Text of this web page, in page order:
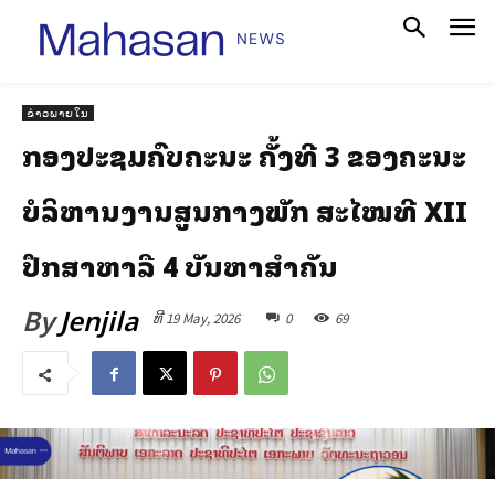
ຂ່າວພາຍໃນ
ກອງປະຊຸມຄົບຄະນະ ຄັ້ງທີ 3 ຂອງຄະນະ
ບໍລິຫານງານສູນກາງພັກ ສະໄໝທີ XII
ປຶກສາຫາລື 4 ບັນຫາສໍາຄັນ
ByJenjila ທີ 19 May, 2026 0 69